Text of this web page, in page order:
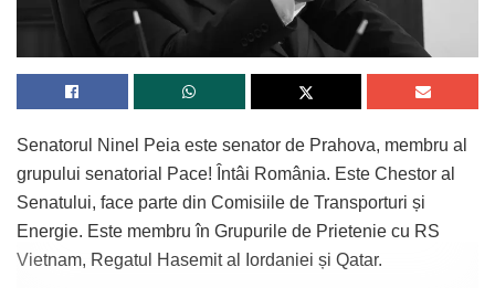
Senatorul Ninel Peia este senator de Prahova, membru al
grupului senatorial Pace! Întâi România. Este Chestor al
Senatului, face parte din Comisiile de Transporturi și
Energie. Este membru în Grupurile de Prietenie cu RS
Vietnam, Regatul Hasemit al Iordaniei și Qatar.